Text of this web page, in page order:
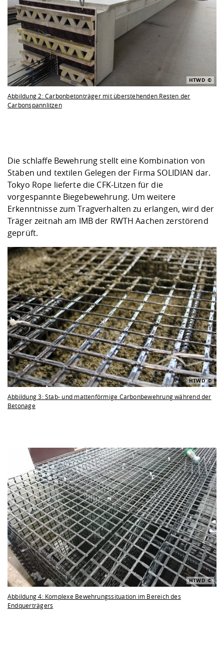
HTWD
Abbildung 2: Carbonbetonträger mit überstehenden Resten der
Carbonspannlitzen
Die schlaffe Bewehrung stellt eine Kombination von
Stäben und textilen Gelegen der Firma SOLIDIAN dar.
Tokyo Rope lieferte die CFK-Litzen für die
vorgespannte Biegebewehrung. Um weitere
Erkenntnisse zum Tragverhalten zu erlangen, wird der
Träger zeitnah am IMB der RWTH Aachen zerstörend
geprüft.
HTWD
Abbildung 3: Stab- und mattenförmige Carbonbewehrung während der
Betonage
HTWD
Abbildung 4: Komplexe Bewehrungssituation im Bereich des
Endquerträgers